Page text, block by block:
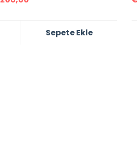
Sepete Ekle